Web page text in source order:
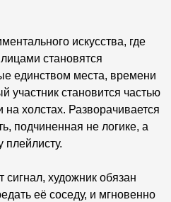
искусства, где
становятся
единством места, времени
участник становится частью
холстах. Разворачивается
подчиненная не логике, а
плейлисту.
художник обязан
её соседу, и мгновенно